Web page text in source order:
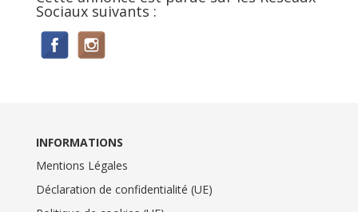
Sociaux suivants :
INFORMATIONS
Mentions Légales
Déclaration de confidentialité (UE)